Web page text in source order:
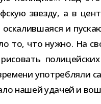
звезду, а в
оска­лив­ша­яся и
то, что нужно. На
упо­треб­ляли
нашей уда­чей и